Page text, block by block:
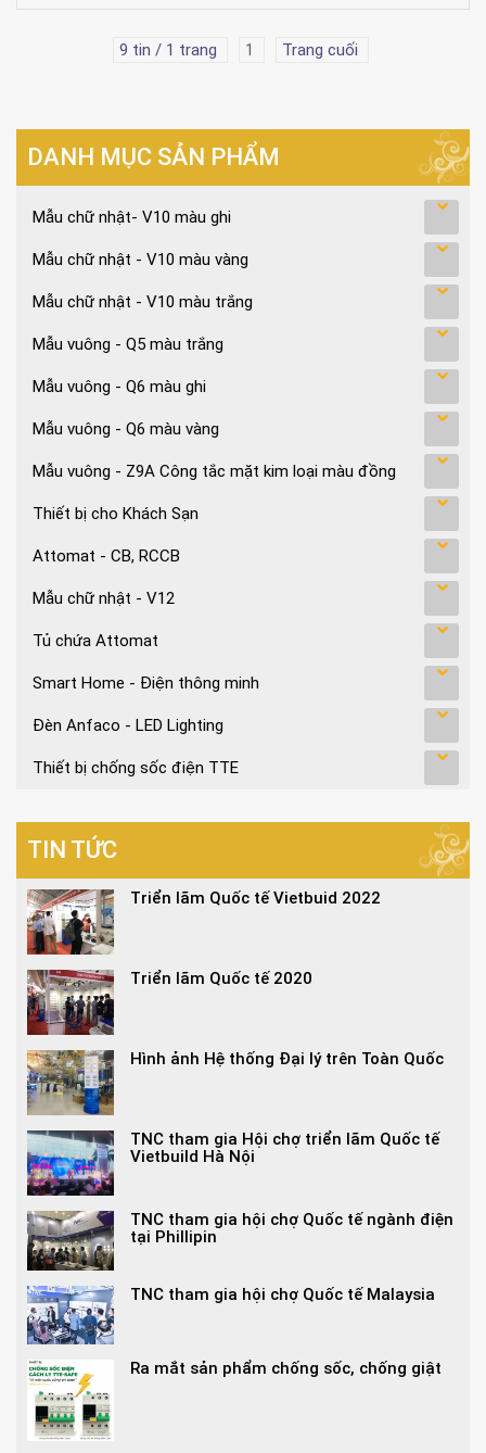
9 tin / 1 trang 1 Trang cuối
DANH MỤC SẢN PHẨM
Mẫu chữ nhật- V10 màu ghi
Mẫu chữ nhật - V10 màu vàng
Mẫu chữ nhật - V10 màu trắng
Mẫu vuông - Q5 màu trắng
Mẫu vuông - Q6 màu ghi
Mẫu vuông - Q6 màu vàng
Mẫu vuông - Z9A Công tắc mặt kim loại màu đồng
Thiết bị cho Khách Sạn
Attomat - CB, RCCB
Mẫu chữ nhật - V12
Tủ chứa Attomat
Smart Home - Điện thông minh
Đèn Anfaco - LED Lighting
Thiết bị chống sốc điện TTE
TIN TỨC
Triển lãm Quốc tế Vietbuid 2022
Triển lãm Quốc tế 2020
Hình ảnh Hệ thống Đại lý trên Toàn Quốc
TNC tham gia Hội chợ triển lãm Quốc tế
Vietbuild Hà Nội
TNC tham gia hội chợ Quốc tế ngành điện
tại Phillipin
TNC tham gia hội chợ Quốc tế Malaysia
Ra mắt sản phẩm chống sốc, chống giật